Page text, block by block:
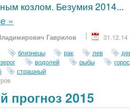
козлом. Безумия 2014...
»
Гаврилов
31.12.14
близнецы рак лев
водолей рыбы
страшный
прогноз 2015